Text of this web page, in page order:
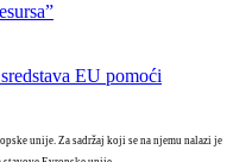
EU pomoći
unije. Za sadržaj koji se na njemu nalazi je